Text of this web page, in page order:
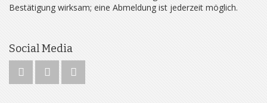
Bestätigung wirksam; eine Abmeldung ist jederzeit möglich.
Social Media